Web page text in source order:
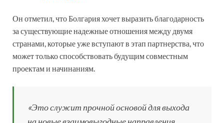
Он отметил, что Болгария хочет выразить благодарность
за существующие надежные отношения между двумя
странами, которые уже вступают в этап партнерства, что
может только способствовать будущим совместным
проектам и начинаниям.
«Это служит прочной основой для выхода